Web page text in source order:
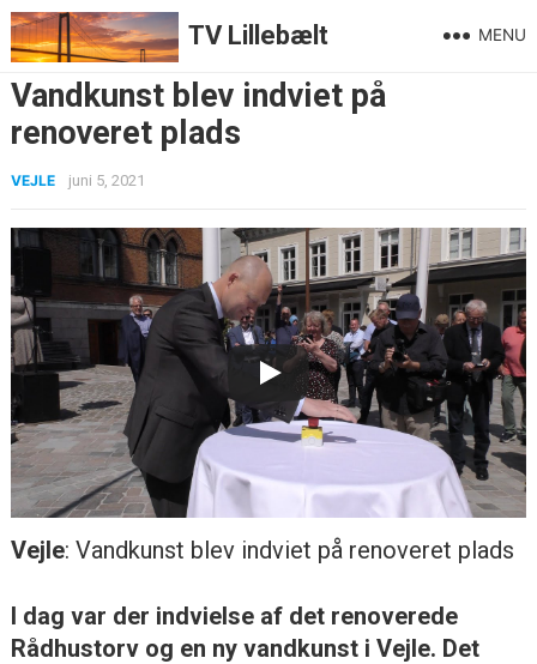
TV Lillebælt MENU
Vandkunst blev indviet på
renoveret plads
VEJLE juni 5, 2021
Vejle: Vandkunst blev indviet på renoveret plads
I dag var der indvielse af det renoverede
Rådhustorv og en ny vandkunst i Vejle. Det